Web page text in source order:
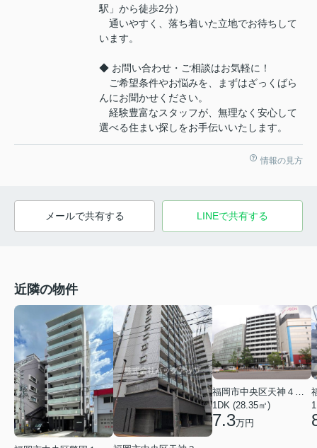
駅」から徒歩2分）
通いやすく、落ち着いた立地でお待ちして
います。
◆ お問い合わせ・ご相談はお気軽に！
ご希望条件やお悩みを、まずはざっくばら
んにお聞かせください。
経験豊富なスタッフが、無理なく安心して
選べる住まい探しをお手伝いいたします。
情報の見方
メールで共有する LINEで共有する
近隣の物件
1DK (28.35㎡)
7.3万円